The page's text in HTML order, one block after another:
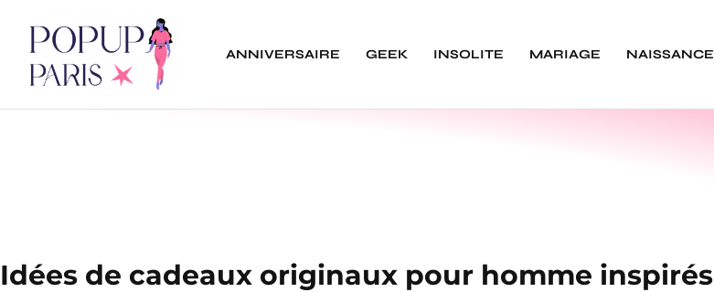
ANNIVERSAIRE GEEK INSOLITE MARIAGE NAISSANCE
Idées de cadeaux originaux pour homme inspirés